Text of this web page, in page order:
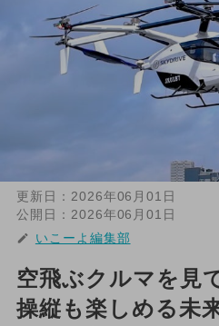
更新日： 2026年06月01日
公開日： 2026年06月01日
いこーよ編集部
空飛ぶクルマを見
操縦も楽しめる未